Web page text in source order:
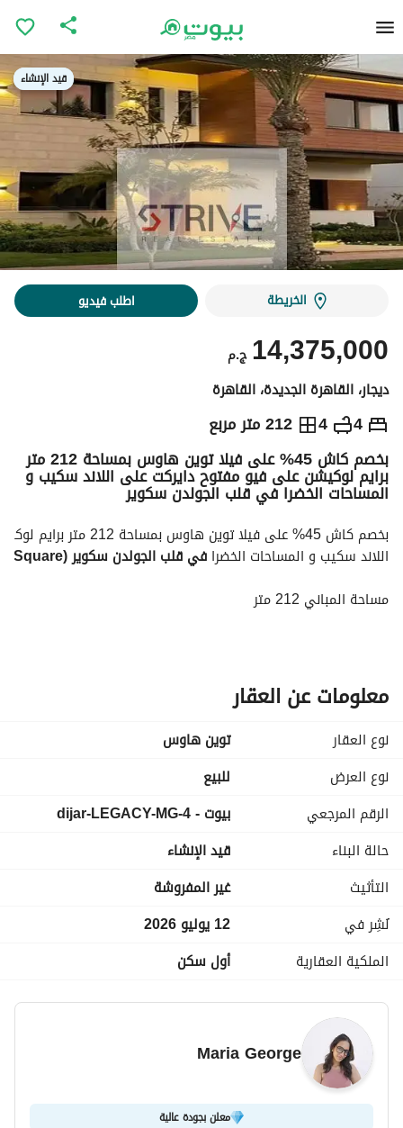
قيد الإنشاء
قيد الإنشاء
الخريطة اطلب فيديو
ج.م 14,375,000
ديجار، القاهرة الجديدة، القاهرة
4
4 212 متر مربع ج.م 14,375,000
الاماكن القريبة بخصم كاش 45% على فيلا توين هاوس بمساحة 212 متر
برايم لوكيشن على فيو مفتوح دايركت على اللاند سكيب و
المساحات الخضرا في قلب الجولدن سكوير
اللاند سكيب و المساحات الخضرا في قلب الجولدن سكوير (Golden Square) بالقاهرة الجديدة
مساحة المباني 212 متر
رسيبشن كبير 3 قطع
غرفة للناني بحمام خاص
السعر الاجمالي بعد خصم 45% : 14,375,000
تقسيط مرنة تصل إلى 12 عامًا.
أبرز تفاصيل كمبوند ديجار التجمع الخامس:
المدرب تدريبًا عاليًا مكرس لمساعدتك في العثور على أفضل الفرص
نحن نغطي المناطق الرئيسية بما في ذلك:
معلومات عن العقار
نوع العقار
توين هاوس
نوع العرض
للبيع
الرقم المرجعي
بيوت - dijar-LEGACY-MG-4
حالة البناء
قيد الإنشاء
التأثيث
غير المفروشة
نُشِر في
12 يوليو 2026
الملكية العقارية
أول سكن
Maria George
معلن بجودة عالية